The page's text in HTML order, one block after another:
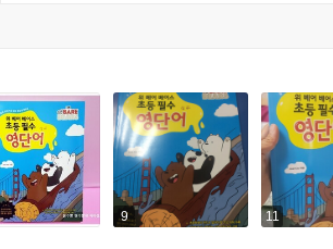
9 11